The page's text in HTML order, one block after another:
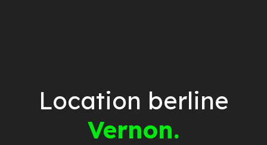
Location berline
Vernon.